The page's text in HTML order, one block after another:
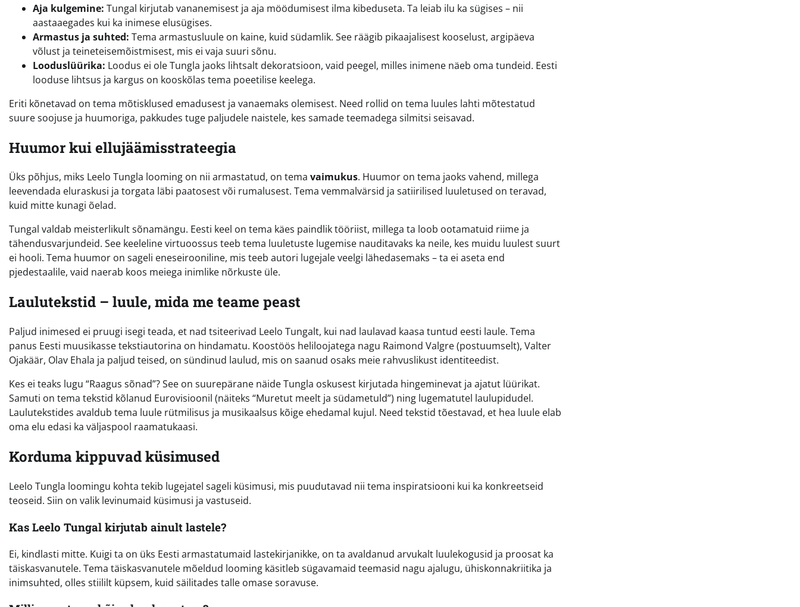
Aja kulgemine: Tungal kirjutab vananemisest ja aja möödumisest ilma kibeduseta. Ta leiab ilu ka sügises – nii
aastaaegades kui ka inimese elusügises.
Armastus ja suhted: Tema armastusluule on kaine, kuid südamlik. See räägib pikaajalisest kooselust, argipäeva
võlust ja teineteisemõistmisest, mis ei vaja suuri sõnu.
Looduslüürika: Loodus ei ole Tungla jaoks lihtsalt dekoratsioon, vaid peegel, milles inimene näeb oma tundeid. Eesti
looduse lihtsus ja kargus on kooskõlas tema poeetilise keelega.
Eriti kõnetavad on tema mõtisklused emadusest ja vanaemaks olemisest. Need rollid on tema luules lahti mõtestatud
suure soojuse ja huumoriga, pakkudes tuge paljudele naistele, kes samade teemadega silmitsi seisavad.
Huumor kui ellujäämisstrateegia
Üks põhjus, miks Leelo Tungla looming on nii armastatud, on tema vaimukus. Huumor on tema jaoks vahend, millega
leevendada eluraskusi ja torgata läbi paatosest või rumalusest. Tema vemmalvärsid ja satiirilised luuletused on teravad,
kuid mitte kunagi õelad.
Tungal valdab meisterlikult sõnamängu. Eesti keel on tema käes paindlik tööriist, millega ta loob ootamatuid riime ja
tähendusvarjundeid. See keeleline virtuoossus teeb tema luuletuste lugemise nauditavaks ka neile, kes muidu luulest suurt
ei hooli. Tema huumor on sageli eneseirooniline, mis teeb autori lugejale veelgi lähedasemaks – ta ei aseta end
pjedestaalile, vaid naerab koos meiega inimlike nõrkuste üle.
Laulutekstid – luule, mida me teame peast
Paljud inimesed ei pruugi isegi teada, et nad tsiteerivad Leelo Tungalt, kui nad laulavad kaasa tuntud eesti laule. Tema
panus Eesti muusikasse tekstiautorina on hindamatu. Koostöös heliloojatega nagu Raimond Valgre (postuumselt), Valter
Ojakäär, Olav Ehala ja paljud teised, on sündinud laulud, mis on saanud osaks meie rahvuslikust identiteedist.
Kes ei teaks lugu “Raagus sõnad”? See on suurepärane näide Tungla oskusest kirjutada hingeminevat ja ajatut lüürikat.
Samuti on tema tekstid kõlanud Eurovisioonil (näiteks “Muretut meelt ja südametuld”) ning lugematutel laulupidudel.
Laulutekstides avaldub tema luule rütmilisus ja musikaalsus kõige ehedamal kujul. Need tekstid tõestavad, et hea luule elab
oma elu edasi ka väljaspool raamatukaasi.
Korduma kippuvad küsimused
Leelo Tungla loomingu kohta tekib lugejatel sageli küsimusi, mis puudutavad nii tema inspiratsiooni kui ka konkreetseid
teoseid. Siin on valik levinumaid küsimusi ja vastuseid.
Kas Leelo Tungal kirjutab ainult lastele?
Ei, kindlasti mitte. Kuigi ta on üks Eesti armastatumaid lastekirjanikke, on ta avaldanud arvukalt luulekogusid ja proosat ka
täiskasvanutele. Tema täiskasvanutele mõeldud looming käsitleb sügavamaid teemasid nagu ajalugu, ühiskonnakriitika ja
inimsuhted, olles stiililt küpsem, kuid säilitades talle omase soravuse.